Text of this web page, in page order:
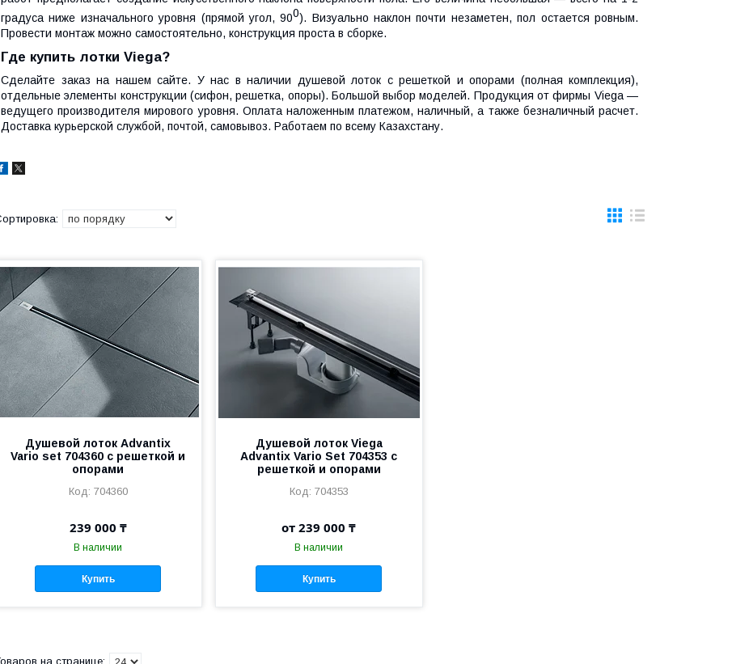
градуса ниже изначального уровня (прямой угол, 900). Визуально наклон почти незаметен, пол остается ровным.
Провести монтаж можно самостоятельно, конструкция проста в сборке.
Где купить лотки Viega?
Сделайте заказ на нашем сайте. У нас в наличии душевой лоток с решеткой и опорами (полная комплекция),
отдельные элементы конструкции (сифон, решетка, опоры). Большой выбор моделей. Продукция от фирмы Viega —
ведущего производителя мирового уровня. Оплата наложенным платежом, наличный, а также безналичный расчет.
Доставка курьерской службой, почтой, самовывоз. Работаем по всему Казахстану.
Душевой лоток Advantix
Vario set 704360 с решеткой и
опорами
704360
239 000 ₸
В наличии
Купить
Душевой лоток Viega
Advantix Vario Set 704353 с
решеткой и опорами
704353
от 239 000 ₸
В наличии
Купить